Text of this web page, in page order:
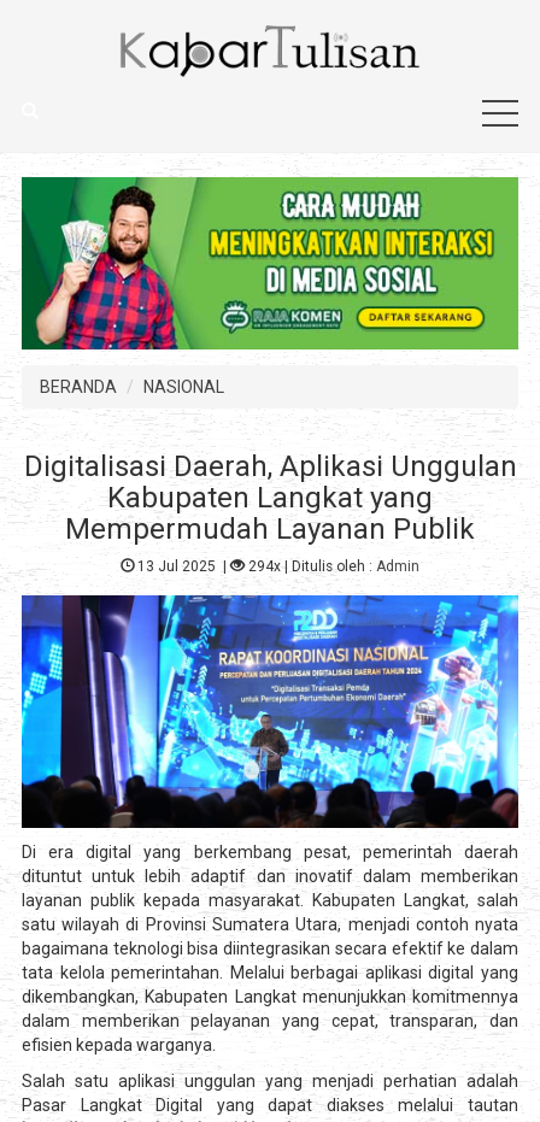
BERANDA NASIONAL
Digitalisasi Daerah, Aplikasi Unggulan
Kabupaten Langkat yang
Mempermudah Layanan Publik
13 Jul 2025 | 294x | Ditulis oleh :Admin
Di era digital yang berkembang pesat, pemerintah daerah
dituntut untuk lebih adaptif dan inovatif dalam memberikan
layanan publik kepada masyarakat. Kabupaten Langkat, salah
satu wilayah di Provinsi Sumatera Utara, menjadi contoh nyata
bagaimana teknologi bisa diintegrasikan secara efektif ke dalam
tata kelola pemerintahan. Melalui berbagai aplikasi digital yang
dikembangkan, Kabupaten Langkat menunjukkan komitmennya
dalam memberikan pelayanan yang cepat, transparan, dan
efisien kepada warganya.
Salah satu aplikasi unggulan yang menjadi perhatian adalah
Pasar Langkat Digital yang dapat diakses melalui tautan